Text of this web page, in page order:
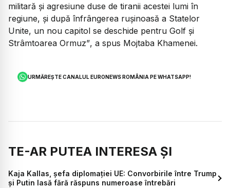
militară și agresiune duse de tiranii acestei lumi în
regiune, și după înfrângerea rușinoasă a Statelor
Unite, un nou capitol se deschide pentru Golf și
Strâmtoarea Ormuz”, a spus Mojtaba Khamenei.
URMĂREȘTE CANALUL EURONEWS ROMÂNIA PE WHATSAPP!
TE-AR PUTEA INTERESA ȘI
Kaja Kallas, șefa diplomației UE: Convorbirile între Trump
și Putin lasă fără răspuns numeroase întrebări